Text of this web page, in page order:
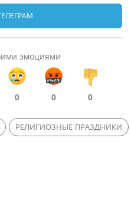
эмоциями
0 0 0
РЕЛИГИОЗНЫЕ ПРАЗДНИКИ